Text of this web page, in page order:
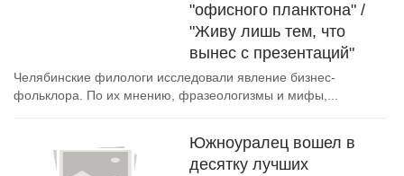
"офисного планктона" /
"Живу лишь тем, что
вынес с презентаций"
Челябинские филологи исследовали явление бизнес-
фольклора. По их мнению, фразеологизмы и мифы,...
Южноуралец вошел в
десятку лучших